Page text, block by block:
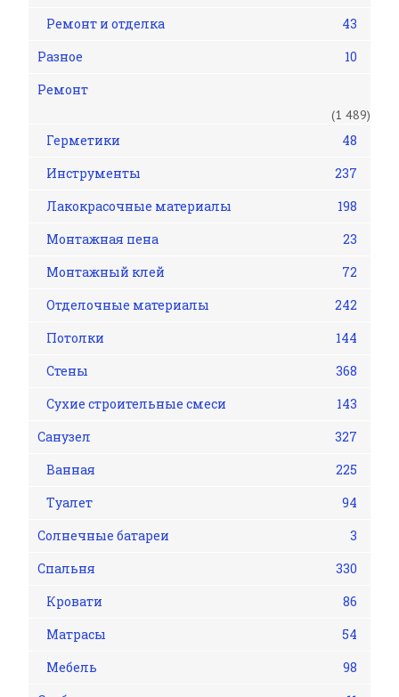
Ремонт и отделка
43
Разное
10
Ремонт
(1 489)
Герметики
48
Инструменты
237
Лакокрасочные материалы
198
Монтажная пена
23
Монтажный клей
72
Отделочные материалы
242
Потолки
144
Стены
368
Сухие строительные смеси
143
Санузел
327
Ванная
225
Туалет
94
Солнечные батареи
3
Спальня
330
Кровати
86
Матрасы
54
Мебель
98